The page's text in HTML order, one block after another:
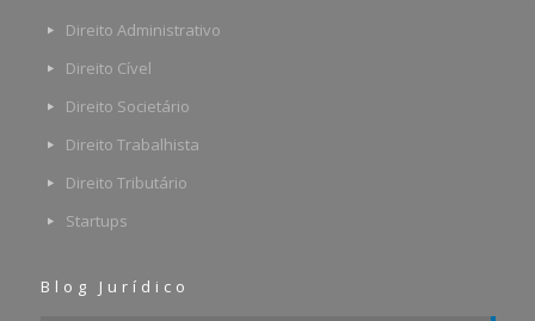
Direito Administrativo
Direito Cível
Direito Societário
Direito Trabalhista
Direito Tributário
Startups
Blog Jurídico